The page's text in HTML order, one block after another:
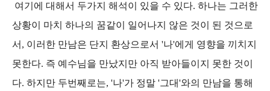
여기에 대해서 두가지 해석이 있을 수 있다. 하나는 그러한
상황이 마치 하나의 꿈같이 일어나지 않은 것이 된 것으로
서, 이러한 만남은 단지 환상으로서 '나'에게 영향을 끼치지
못한다. 즉 예수님을 만났지만 아직 받아들이지 못한 것이
다. 하지만 두번째로는, '나'가 정말 '그대'와의 만남을 통해